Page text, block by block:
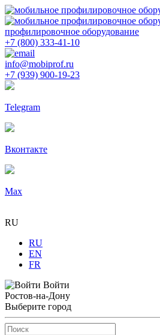
профилировочное оборудование
+7 (800) 333-41-10
info@mobiprof.ru
+7 (939) 900-19-23
Telegram
Вконтакте
Max
RU
RU
EN
FR
Войти
Ростов-на-Дону
Выберите город